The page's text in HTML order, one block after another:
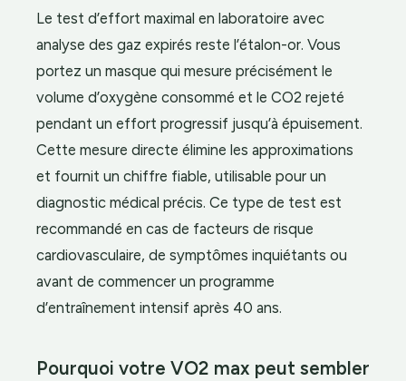
Le test d’effort maximal en laboratoire avec
analyse des gaz expirés reste l’étalon-or. Vous
portez un masque qui mesure précisément le
volume d’oxygène consommé et le CO2 rejeté
pendant un effort progressif jusqu’à épuisement.
Cette mesure directe élimine les approximations
et fournit un chiffre fiable, utilisable pour un
diagnostic médical précis. Ce type de test est
recommandé en cas de facteurs de risque
cardiovasculaire, de symptômes inquiétants ou
avant de commencer un programme
d’entraînement intensif après 40 ans.
Pourquoi votre VO2 max peut sembler